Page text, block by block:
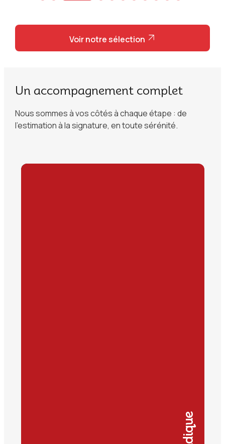
Voir notre sélection
Un accompagnement complet
Nous sommes à vos côtés à chaque étape : de
l’estimation à la signature, en toute sérénité.